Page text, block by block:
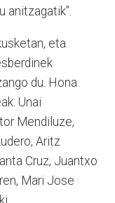
anitzagatik”.
eta
du. Hona
Unai
Mendiluze,
Aritz
Cruz, Juantxo
Mari Jose